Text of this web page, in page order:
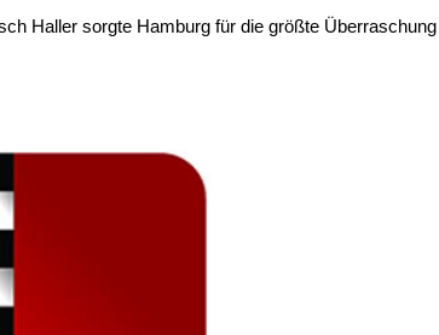
Haller sorgte Hamburg für die größte